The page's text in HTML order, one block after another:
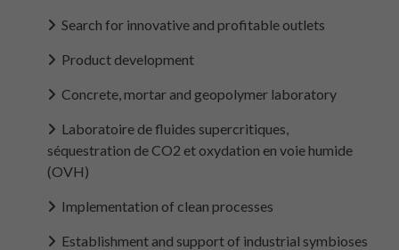
Search for innovative and profitable outlets
Product development
Concrete, mortar and geopolymer laboratory
Laboratoire de fluides supercritiques,
séquestration de CO2 et oxydation en voie humide
(OVH)
Implementation of clean processes
Establishment and support of industrial symbioses